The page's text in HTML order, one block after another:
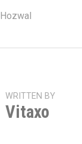
Hozwal
WRITTEN BY
Vitaxo